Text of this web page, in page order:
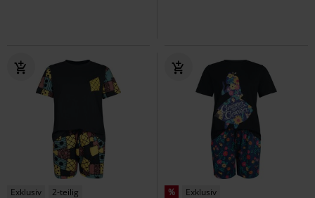
Exklusiv 2-teilig % Exklusiv